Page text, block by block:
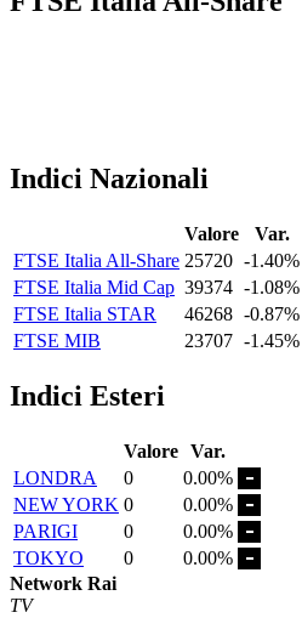
Indici Nazionali
Valore
Var.
FTSE Italia All-Share 25720 -1.40%
FTSE Italia Mid Cap 39374 -1.08%
FTSE Italia STAR
46268 -0.87%
FTSE MIB
23707 -1.45%
Indici Esteri
Valore Var.
LONDRA
0
0.00%
NEW YORK 0
0.00%
PARIGI
0
0.00%
TOKYO
0
0.00%
Network Rai
TV